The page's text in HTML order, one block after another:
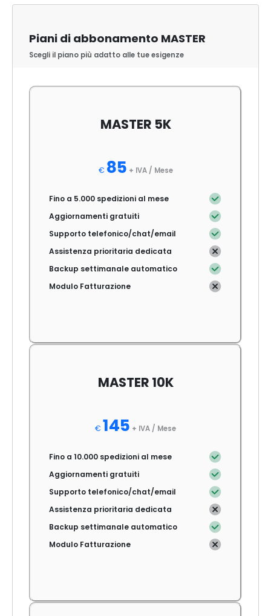
Piani di abbonamento MASTER
Scegli il piano più adatto alle tue esigenze
MASTER 5K
€ 85 + IVA / Mese
Fino a 5.000 spedizioni al mese
Aggiornamenti gratuiti
Supporto telefonico/chat/email
Assistenza prioritaria dedicata
Backup settimanale automatico
Modulo Fatturazione
MASTER 10K
€ 145 + IVA / Mese
Fino a 10.000 spedizioni al mese
Aggiornamenti gratuiti
Supporto telefonico/chat/email
Assistenza prioritaria dedicata
Backup settimanale automatico
Modulo Fatturazione